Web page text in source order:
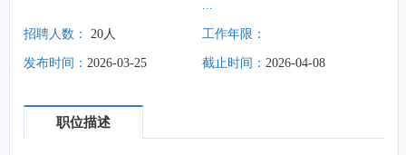
招聘人数： 20人 工作年限：
发布时间： 2026-03-25 截止时间： 2026-04-08
职位描述